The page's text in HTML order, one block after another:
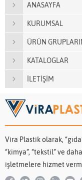
ANASAYFA
KURUMSAL
ÜRÜN
KATALOGLAR
İLETİŞİM
Vira Plastik olarak,
“kimya”, “tekstil” ve
işletmelere hizmet